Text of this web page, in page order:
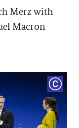
Merz with
Macron